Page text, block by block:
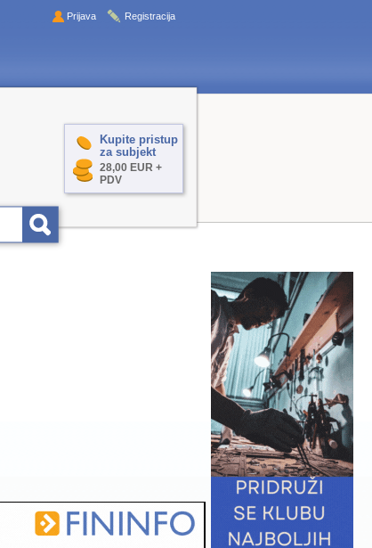
Prijava Registracija
Kupite pristup
za subjekt
28,00 EUR +
PDV